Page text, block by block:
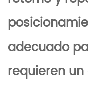
adecuado
requieren